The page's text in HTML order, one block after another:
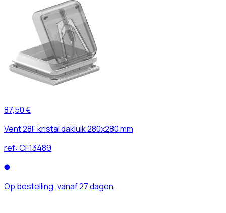
87,50 €
Vent 28F kristal dakluik 280x280 mm
ref: CF13489
Op bestelling, vanaf 27 dagen